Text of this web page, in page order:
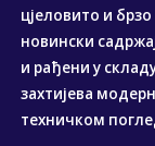
цјеловито и
новински
и рађени у
захтијева
техничком